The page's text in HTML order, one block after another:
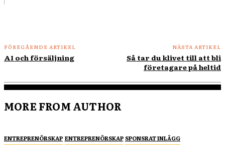
FÖREGÅENDE ARTIKEL
AI och försäljning
NÄSTA ARTIKEL
Så tar du klivet till att bli
företagare på heltid
MORE FROM AUTHOR
ENTREPRENÖRSKAP ENTREPRENÖRSKAP SPONSRAT INLÄGG